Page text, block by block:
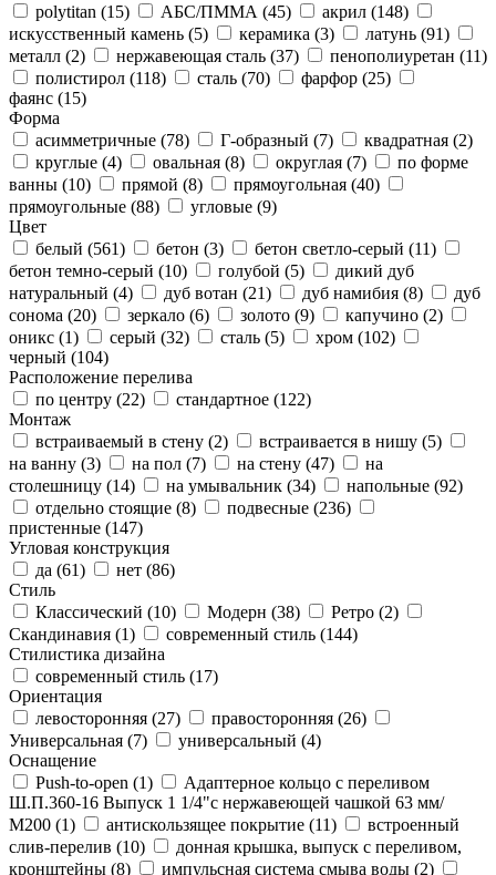
polytitan (15) АБС/ПММА (45) акрил (148)
искусственный камень (5) керамика (3) латунь (91)
металл (2) нержавеющая сталь (37) пенополиуретан (11)
полистирол (118) сталь (70) фарфор (25)
фаянс (15)
Форма
асимметричные (78) Г-образный (7) квадратная (2)
круглые (4) овальная (8) округлая (7)
по форме
ванны (10) прямой (8) прямоугольная (40)
прямоугольные (88) угловые (9)
Цвет
белый (561) бетон (3) бетон светло-серый (11)
бетон темно-серый (10) голубой (5)
дикий дуб
натуральный (4) дуб вотан (21) дуб намибия (8)
дуб
сонома (20) зеркало (6) золото (9) капучино (2)
оникс (1) серый (32) сталь (5) хром (102)
черный (104)
Расположение перелива
по центру (22) стандартное (122)
Монтаж
встраиваемый в стену (2) встраивается в нишу (5)
на ванну (3) на пол (7) на стену (47)
на
столешницу (14) на умывальник (34) напольные (92)
отдельно стоящие (8) подвесные (236)
пристенные (147)
Угловая конструкция
да (61) нет (86)
Стиль
Классический (10) Модерн (38) Ретро (2)
Скандинавия (1) современный стиль (144)
Стилистика дизайна
современный стиль (17)
Ориентация
левосторонняя (27) правосторонняя (26)
Универсальная (7) универсальный (4)
Оснащение
Push-to-open (1)
Адаптерное кольцо с переливом
Ш.П.360-16 Выпуск 1 1/4"с нержавеющей чашкой 63 мм/
М200 (1) антискользящее покрытие (11)
встроенный
слив-перелив (10)
донная крышка, выпуск с переливом,
кронштейны (8) импульсная система смыва воды (2)